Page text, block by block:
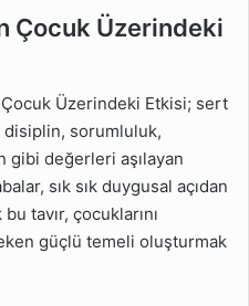
Çocuk Üzerindeki
Üzerindeki Etkisi; sert
disiplin, sorumluluk,
gibi değerleri aşılayan
sık sık duygusal açıdan
tavır, çocuklarını
güçlü temeli oluşturmak